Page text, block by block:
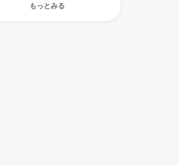
もっとみる